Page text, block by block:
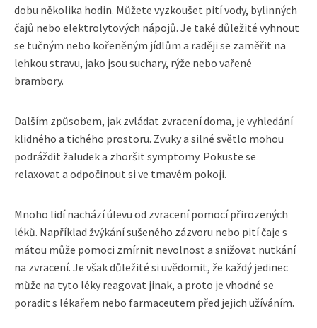
dobu několika hodin. Můžete vyzkoušet pití vody, bylinných
čajů nebo elektrolytových nápojů. Je také důležité vyhnout
se tučným nebo kořeněným jídlům a raději se zaměřit na
lehkou stravu, jako jsou suchary, rýže nebo vařené
brambory.
Dalším způsobem, jak zvládat zvracení doma, je vyhledání
klidného a tichého prostoru. Zvuky a silné světlo mohou
podráždit žaludek a zhoršit symptomy. Pokuste se
relaxovat a odpočinout si ve tmavém pokoji.
Mnoho lidí nachází úlevu od zvracení pomocí přirozených
léků. Například žvýkání sušeného zázvoru nebo pití čaje s
mátou může pomoci zmírnit nevolnost a snižovat nutkání
na zvracení. Je však důležité si uvědomit, že každý jedinec
může na tyto léky reagovat jinak, a proto je vhodné se
poradit s lékařem nebo farmaceutem před jejich užíváním.